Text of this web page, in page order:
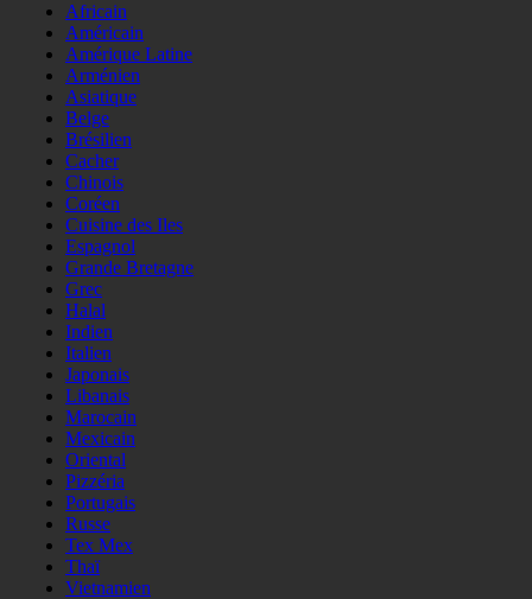
Africain
Américain
Amérique Latine
Arménien
Asiatique
Belge
Brésilien
Cacher
Chinois
Coréen
Cuisine des Iles
Espagnol
Grande Bretagne
Grec
Halal
Indien
Italien
Japonais
Libanais
Marocain
Mexicain
Oriental
Pizzéria
Portugais
Russe
Tex Mex
Thaï
Vietnamien